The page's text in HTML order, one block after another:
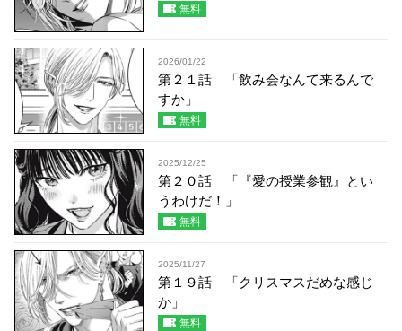
無料
2026/01/22
第２１話 「飲み会なんて来るんで
すか」
無料
2025/12/25
第２０話 「『愛の授業参観』とい
うわけだ！」
無料
2025/11/27
第１９話 「クリスマスだめな感じ
か」
無料